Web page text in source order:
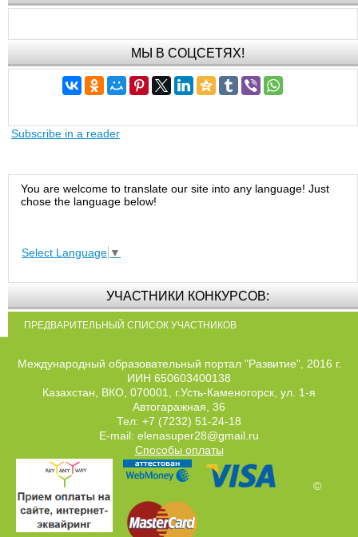
МЫ В СОЦСЕТЯХ!
Subscribe in a reader
You are welcome to translate our site into any language! Just
chose the language below!
Select Language ▼
УЧАСТНИКИ КОНКУРСОВ:
ПРЕДВАРИТЕЛЬНЫЙ СПИСОК УЧАСТНИКОВ
Международный образовательный портал "Развитие", 2016 г.
ИИН 650603400138
Казахстан, ВКО, 070001, г.Усть-Каменогорск, ул. 1-я
Автогаражная, 36
Тел: +7 (7232) 51-24-18
E-mail: elenasuper28@gmail.ru
Способы оплаты
©